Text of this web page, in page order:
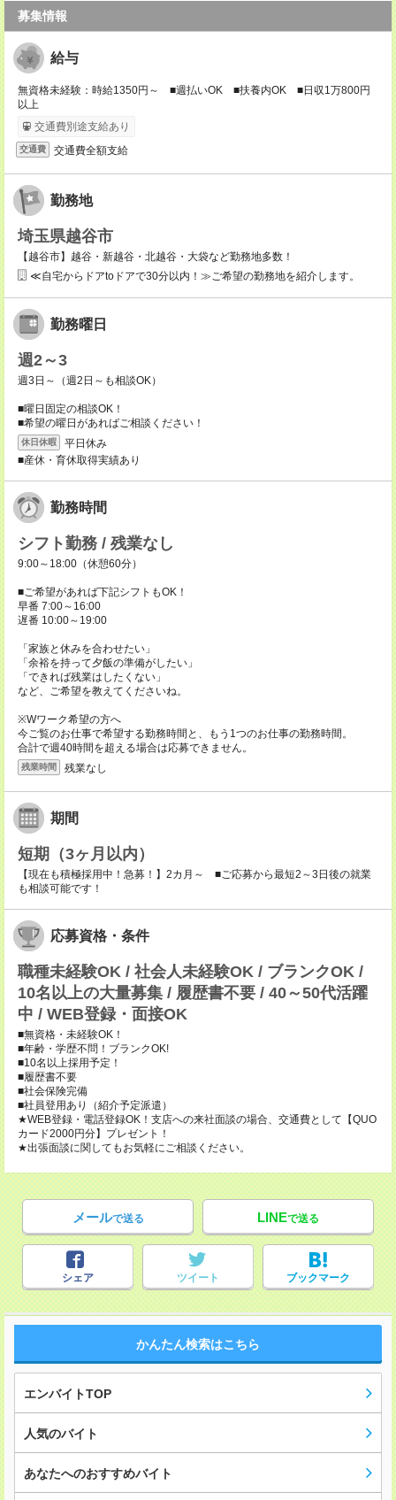
募集情報
給与
無資格未経験：時給1350円～ ■週払いOK ■扶養内OK ■日収1万800円
以上
交通費別途支給あり
交通費 交通費全額支給
勤務地
埼玉県越谷市
【越谷市】越谷・新越谷・北越谷・大袋など勤務地多数！
≪自宅からドアtoドアで30分以内！≫ご希望の勤務地を紹介します。
勤務曜日
週2～3
週3日～（週2日～も相談OK）
■曜日固定の相談OK！
■希望の曜日があればご相談ください！
休日休暇
平日休み
■産休・育休取得実績あり
勤務時間
シフト勤務 / 残業なし
9:00～18:00（休憩60分）
■ご希望があれば下記シフトもOK！
早番 7:00～16:00
遅番 10:00～19:00
「家族と休みを合わせたい」
「余裕を持って夕飯の準備がしたい」
「できれば残業はしたくない」
など、ご希望を教えてくださいね。
※Wワーク希望の方へ
今ご覧のお仕事で希望する勤務時間と、もう1つのお仕事の勤務時間。
合計で週40時間を超える場合は応募できません。
残業時間 残業なし
期間
短期（3ヶ月以内）
【現在も積極採用中！急募！】2カ月～ ■ご応募から最短2～3日後の就業
も相談可能です！
応募資格・条件
職種未経験OK / 社会人未経験OK / ブランクOK /
10名以上の大量募集 / 履歴書不要 / 40～50代活躍
中 / WEB登録・面接OK
■無資格・未経験OK！
■年齢・学歴不問！ブランクOK!
■10名以上採用予定！
■履歴書不要
■社会保険完備
■社員登用あり（紹介予定派遣）
★WEB登録・電話登録OK！支店への来社面談の場合、交通費として【QUO
カード2000円分】プレゼント！
★出張面談に関してもお気軽にご相談ください。
メールで送る LINEで送る
シェア ツイート ブックマーク
かんたん検索はこちら
エンバイトTOP
人気のバイト
あなたへのおすすめバイト